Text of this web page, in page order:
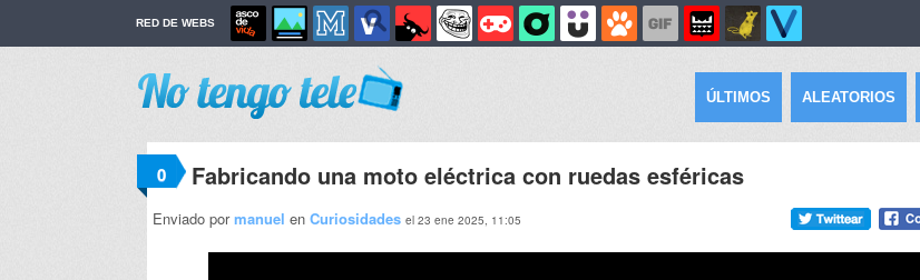
RED DE WEBS
ÚLTIMOS ALEATORIOS
0 Fabricando una moto eléctrica con ruedas esféricas
Enviado pormanuel en Curiosidades el 23 ene 2025, 11:05